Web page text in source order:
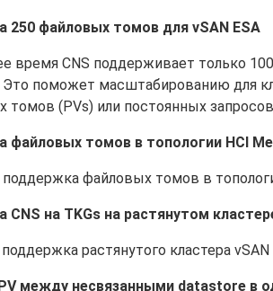
250 файловых томов для vSAN ESA
время CNS поддерживает только
поможет масштабированию для
томов (PVs) или постоянных
файловых томов в топологии HCI
файловых томов в
CNS на TKGs на растянутом
растянутого кластера
между несвязанными datastore в